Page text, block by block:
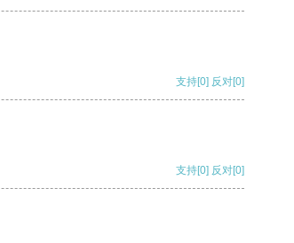
支持[0] 反对[0]
支持[0] 反对[0]